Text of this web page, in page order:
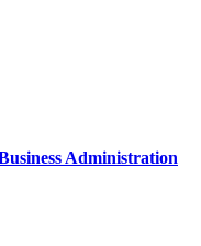
Administration